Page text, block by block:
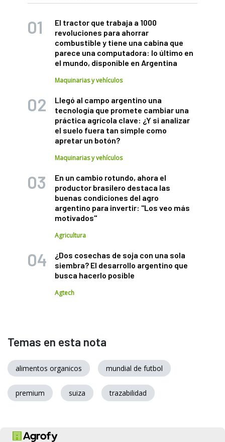
El tractor que trabaja a 1000
revoluciones para ahorrar
combustible y tiene una cabina que
parece una computadora: lo último en
el mundo, disponible en Argentina
Maquinarias y vehículos
Llegó al campo argentino una
tecnología que promete cambiar una
práctica agrícola clave: ¿Y si analizar
el suelo fuera tan simple como
apretar un botón?
Maquinarias y vehículos
En un cambio rotundo, ahora el
productor brasilero destaca las
buenas condiciones del agro
argentino para invertir: "Los veo más
motivados"
Agricultura
¿Dos cosechas de soja con una sola
siembra? El desarrollo argentino que
busca hacerlo posible
Agtech
Temas en esta nota
alimentos organicos mundial de futbol
premium suiza trazabilidad